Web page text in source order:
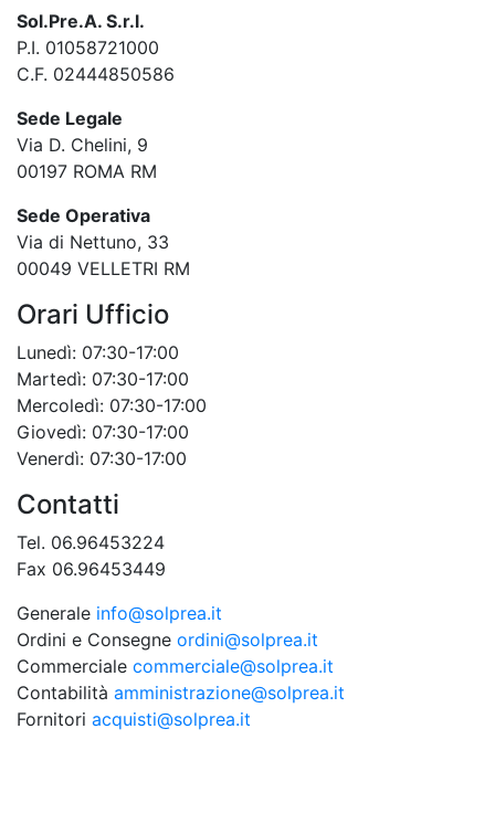
Sol.Pre.A. S.r.l.
P.I. 01058721000
C.F. 02444850586
Sede Legale
Via D. Chelini, 9
00197 ROMA RM
Sede Operativa
Via di Nettuno, 33
00049 VELLETRI RM
Orari Ufficio
Lunedì: 07:30-17:00
Martedì: 07:30-17:00
Mercoledì: 07:30-17:00
Giovedì: 07:30-17:00
Venerdì: 07:30-17:00
Contatti
Tel. 06.96453224
Fax 06.96453449
Generale info@solprea.it
Ordini e Consegne ordini@solprea.it
Commerciale commerciale@solprea.it
Contabilità amministrazione@solprea.it
Fornitori acquisti@solprea.it